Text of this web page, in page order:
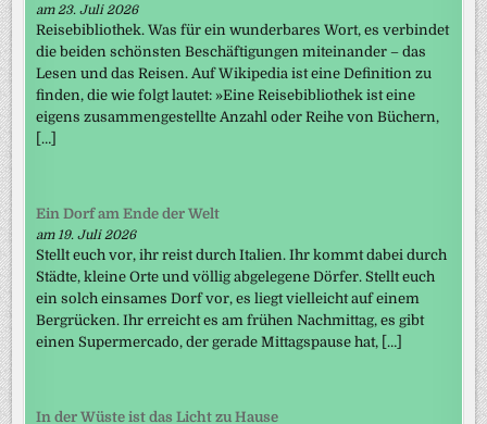
am 23. Juli 2026
Reisebibliothek. Was für ein wunderbares Wort, es verbindet
die beiden schönsten Beschäftigungen miteinander – das
Lesen und das Reisen. Auf Wikipedia ist eine Definition zu
finden, die wie folgt lautet: »Eine Reisebibliothek ist eine
eigens zusammengestellte Anzahl oder Reihe von Büchern,
[…]
Ein Dorf am Ende der Welt
am 19. Juli 2026
Stellt euch vor, ihr reist durch Italien. Ihr kommt dabei durch
Städte, kleine Orte und völlig abgelegene Dörfer. Stellt euch
ein solch einsames Dorf vor, es liegt vielleicht auf einem
Bergrücken. Ihr erreicht es am frühen Nachmittag, es gibt
einen Supermercado, der gerade Mittagspause hat, […]
In der Wüste ist das Licht zu Hause